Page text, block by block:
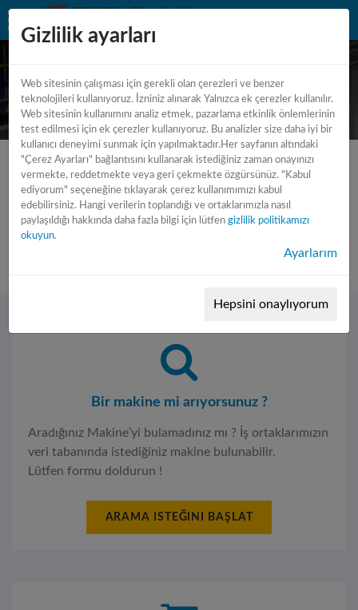
Hata 404 sayfa bulunamadı !
Bu sayfa bulunamadı ...
Bir makine mi arıyorsunuz ?
Aradığınız Makine’yi bulamadınız mı ? İş ortaklarımızın
veri tabanında istediğiniz makine bulunabilir.
Lütfen formu doldurun !
ARAMA ISTEĞINI BAŞLAT
Gizlilik ayarları
Web sitesinin çalışması için gerekli olan çerezleri ve benzer
teknolojileri kullanıyoruz. İzniniz alınarak Yalnızca ek çerezler kullanılır.
Web sitesinin kullanımını analiz etmek, pazarlama etkinlik önlemlerinin
test edilmesi için ek çerezler kullanıyoruz. Bu analizler size daha iyi bir
kullanıcı deneyimi sunmak için yapılmaktadır.Her sayfanın altındaki
"Çerez Ayarları" bağlantısını kullanarak istediğiniz zaman onayınızı
vermekte, reddetmekte veya geri çekmekte özgürsünüz. "Kabul
ediyorum" seçeneğine tıklayarak çerez kullanımımızı kabul
edebilirsiniz. Hangi verilerin toplandığı ve ortaklarımızla nasıl
paylaşıldığı hakkında daha fazla bilgi için lütfen gizlilik politikamızı
okuyun.
Ayarlarım
Hepsini onaylıyorum